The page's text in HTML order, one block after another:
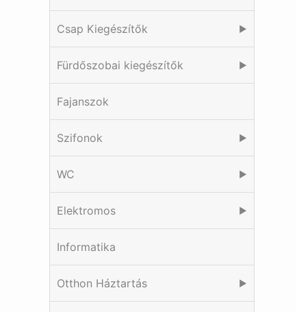
Csap Kiegészítők ▶
Fürdőszobai kiegészítők ▶
Fajanszok
Szifonok ▶
WC ▶
Elektromos ▶
Informatika
Otthon Háztartás ▶